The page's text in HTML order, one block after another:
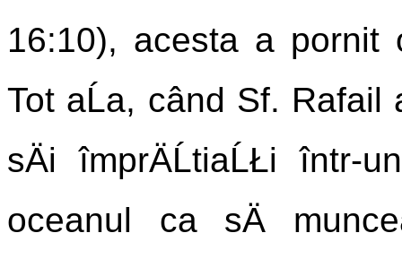
16:10), acesta a pornit o
Tot aĹa, când Sf.
sÄi împrÄĹtiaĹŁi într-
oceanul ca sÄ